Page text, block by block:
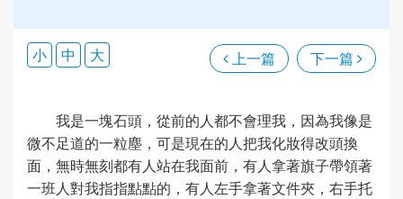
上一篇 下一篇
小 中 大
我是一塊石頭，從前的人都不會理我，因為我像是
微不足道的一粒塵，可是現在的人把我化妝得改頭換
面，無時無刻都有人站在我面前，有人拿著旗子帶領著
一班人對我指指點點的，有人左手拿著文件夾，右手托